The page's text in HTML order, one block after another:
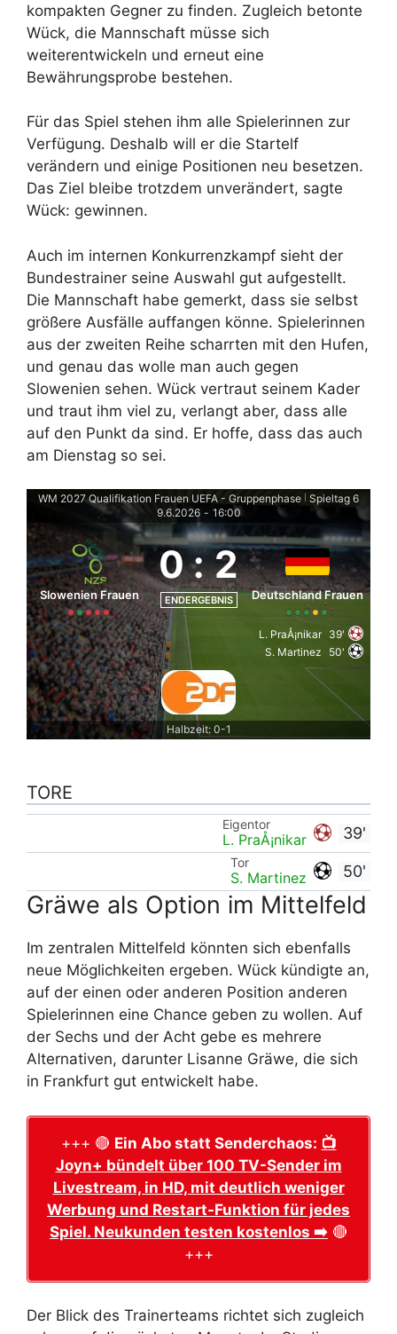
kompakten Gegner zu finden. Zugleich betonte
Wück, die Mannschaft müsse sich
weiterentwickeln und erneut eine
Bewährungsprobe bestehen.
Für das Spiel stehen ihm alle Spielerinnen zur
Verfügung. Deshalb will er die Startelf
verändern und einige Positionen neu besetzen.
Das Ziel bleibe trotzdem unverändert, sagte
Wück: gewinnen.
Auch im internen Konkurrenzkampf sieht der
Bundestrainer seine Auswahl gut aufgestellt.
Die Mannschaft habe gemerkt, dass sie selbst
größere Ausfälle auffangen könne. Spielerinnen
aus der zweiten Reihe scharrten mit den Hufen,
und genau das wolle man auch gegen
Slowenien sehen. Wück vertraut seinem Kader
und traut ihm viel zu, verlangt aber, dass alle
auf den Punkt da sind. Er hoffe, dass das auch
am Dienstag so sei.
WM 2027 Qualifikation Frauen UEFA - Gruppenphase Spieltag 6
9.6.2026 - 16:00
Slowenien Frauen
0: 2
ENDERGEBNIS Deutschland Frauen
L. PraÅ¡nikar 39'
S. Martinez
50'
Halbzeit: 0-1
TORE
39'
Eigentor
L. PraÅ¡nikar
50'
Tor
S. Martinez
Gräwe als Option im Mittelfeld
Im zentralen Mittelfeld könnten sich ebenfalls
neue Möglichkeiten ergeben. Wück kündigte an,
auf der einen oder anderen Position anderen
Spielerinnen eine Chance geben zu wollen. Auf
der Sechs und der Acht gebe es mehrere
Alternativen, darunter Lisanne Gräwe, die sich
in Frankfurt gut entwickelt habe.
+++ 🔴 Ein Abo statt Senderchaos: 📺
Joyn+ bündelt über 100 TV-Sender im
Livestream, in HD, mit deutlich weniger
Werbung und Restart-Funktion für jedes
Spiel. Neukunden testen kostenlos ➡️ 🔴
+++
Der Blick des Trainerteams richtet sich zugleich